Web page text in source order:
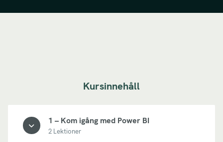
Kursinnehåll
1 – Kom igång med Power BI
2 Lektioner